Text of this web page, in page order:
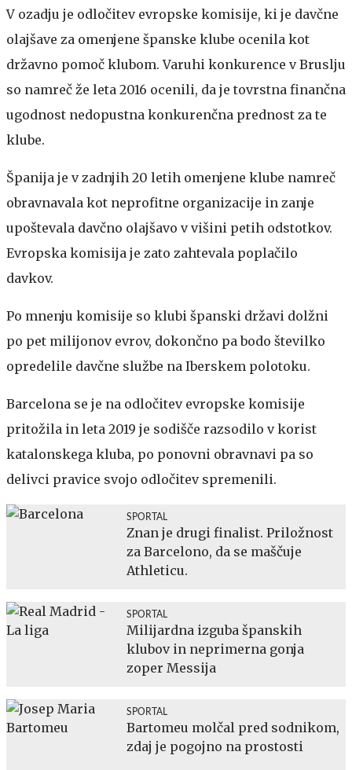
V ozadju je odločitev evropske komisije, ki je davčne
olajšave za omenjene španske klube ocenila kot
državno pomoč klubom. Varuhi konkurence v Bruslju
so namreč že leta 2016 ocenili, da je tovrstna finančna
ugodnost nedopustna konkurenčna prednost za te
klube.
Španija je v zadnjih 20 letih omenjene klube namreč
obravnavala kot neprofitne organizacije in zanje
upoštevala davčno olajšavo v višini petih odstotkov.
Evropska komisija je zato zahtevala poplačilo
davkov.
Po mnenju komisije so klubi španski državi dolžni
po pet milijonov evrov, dokončno pa bodo številko
opredelile davčne službe na Iberskem polotoku.
Barcelona se je na odločitev evropske komisije
pritožila in leta 2019 je sodišče razsodilo v korist
katalonskega kluba, po ponovni obravnavi pa so
delivci pravice svojo odločitev spremenili.
SPORTAL
Znan je drugi finalist. Priložnost
za Barcelono, da se maščuje
Athleticu.
SPORTAL
Milijardna izguba španskih
klubov in neprimerna gonja
zoper Messija
SPORTAL
Bartomeu molčal pred sodnikom,
zdaj je pogojno na prostosti